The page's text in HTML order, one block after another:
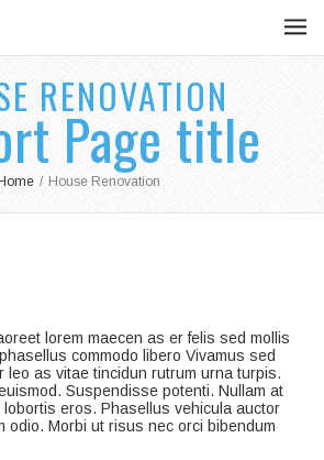
RENOVATION
Page title
Home / House Renovation
lorem maecen as er felis sed mollis
commodo libero Vivamus sed
leo as vitae tincidun rutrum urna turpis.
Suspendisse potenti. Nullam at
eros. Phasellus vehicula auctor
odio. Morbi ut risus nec orci bibendum